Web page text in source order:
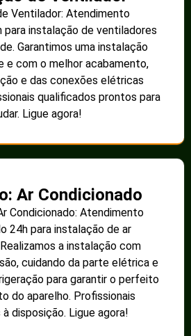
Ventilador: Atendimento
para instalação de ventiladores
Garantimos uma instalação
e com o melhor acabamento,
e das conexões elétricas
qualificados prontos para
Ligue agora!
Ar Condicionado
Condicionado: Atendimento
24h para instalação de ar
a instalação com
cuidando da parte elétrica e
para garantir o perfeito
do aparelho. Profissionais
disposição. Ligue agora!